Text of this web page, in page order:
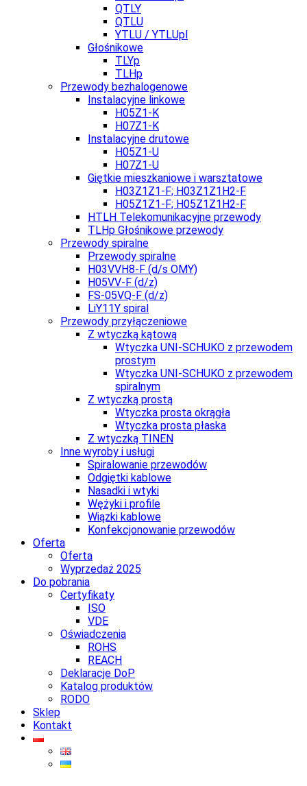
QTLY
QTLU
YTLU / YTLUpl
Głośnikowe
TLYp
TLHp
Przewody bezhalogenowe
Instalacyjne linkowe
H05Z1-K
H07Z1-K
Instalacyjne drutowe
H05Z1-U
H07Z1-U
Giętkie mieszkaniowe i warsztatowe
H03Z1Z1-F; H03Z1Z1H2-F
H05Z1Z1-F; H05Z1Z1H2-F
HTLH Telekomunikacyjne przewody
TLHp Głośnikowe przewody
Przewody spiralne
Przewody spiralne
H03VVH8-F (d/s OMY)
H05VV-F (d/z)
FS-05VQ-F (d/z)
LiY11Y spiral
Przewody przyłączeniowe
Z wtyczką kątową
Wtyczka UNI-SCHUKO z przewodem
prostym
Wtyczka UNI-SCHUKO z przewodem
spiralnym
Z wtyczką prostą
Wtyczka prosta okrągła
Wtyczka prosta płaska
Z wtyczką TINEN
Inne wyroby i usługi
Spiralowanie przewodów
Odgiętki kablowe
Nasadki i wtyki
Wężyki i profile
Wiązki kablowe
Konfekcjonowanie przewodów
Oferta
Oferta
Wyprzedaż 2025
Do pobrania
Certyfikaty
ISO
VDE
Oświadczenia
ROHS
REACH
Deklaracje DoP
Katalog produktów
RODO
Sklep
Kontakt